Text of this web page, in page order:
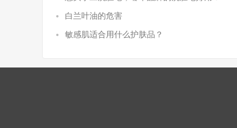
白兰叶油的危害
敏感肌适合用什么护肤品？